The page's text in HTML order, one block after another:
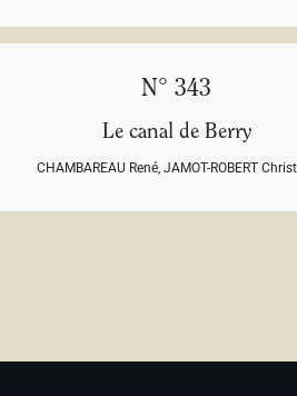
N° 343
Le canal de Berry
CHAMBAREAU René, JAMOT-ROBERT